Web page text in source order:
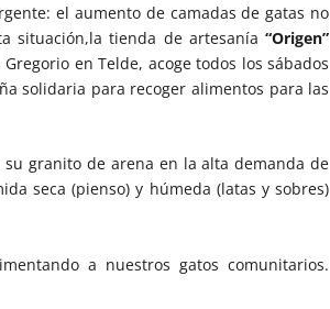
el aumento de camadas de gatas no
situación,la tienda de artesanía “Origen”
en Telde, acoge todos los sábados
solidaria para recoger alimentos para las
granito de arena en la alta demanda de
seca (pienso) y húmeda (latas y sobres)
a nuestros gatos comunitarios.